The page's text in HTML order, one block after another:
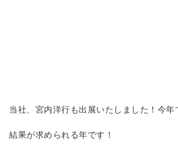
当社、宮内洋行も出展いたしました！今年
結果が求められる年です！